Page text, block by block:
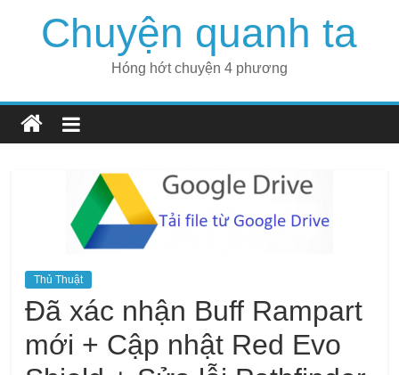
Chuyện quanh ta
Hóng hớt chuyện 4 phương
Thủ Thuật
Đã xác nhận Buff Rampart
mới + Cập nhật Red Evo